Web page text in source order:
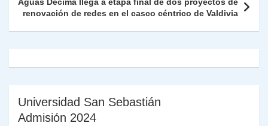
y
Aguas Décima llega a etapa final de dos proyectos de
renovación de redes en el casco céntrico de Valdivia
Universidad San Sebastián
Admisión 2024